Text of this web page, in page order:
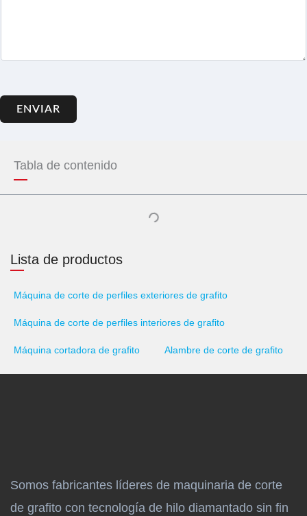
ENVIAR
Tabla de contenido
Lista de productos
Máquina de corte de perfiles exteriores de grafito
Máquina de corte de perfiles interiores de grafito
Máquina cortadora de grafito Alambre de corte de grafito
Somos fabricantes líderes de maquinaria de corte
de grafito con tecnología de hilo diamantado sin fin